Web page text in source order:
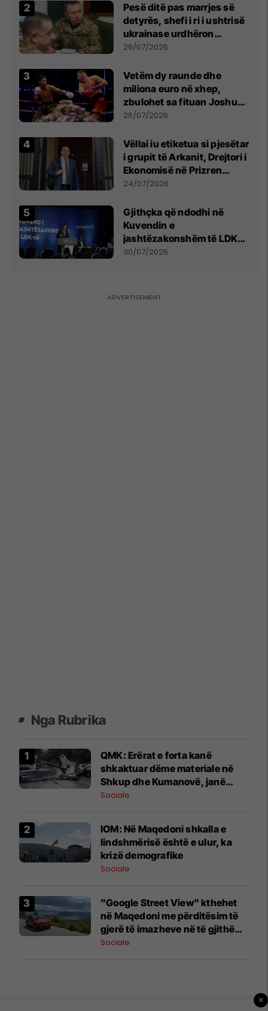
Pesë ditë pas marrjes së
detyrës, shefi i ri i ushtrisë
ukrainase urdhëron
kontroll të madh
26/07/2026
Vetëm dy raunde dhe
miliona euro në xhep,
zbulohet sa fituan Joshua
e Prenga
26/07/2026
Vëllai iu etiketua si pjesëtar
i grupit të Arkanit, Drejtori i
Ekonomisë në Prizren
mohon pretendimet
24/07/2026
Gjithçka që ndodhi në
Kuvendin e
jashtëzakonshëm të LDK-
së
30/07/2026
Nga Rubrika
QMK: Erërat e forta kanë
shkaktuar dëme materiale në
Shkup dhe Kumanovë, janë
regjistruar mbi 1000 thirrje
Sociale
IOM: Në Maqedoni shkalla e
lindshmërisë është e ulur, ka
krizë demografike
Sociale
"Google Street View" kthehet
në Maqedoni me përditësim të
gjerë të imazheve në të gjithë
vendin
Sociale
×